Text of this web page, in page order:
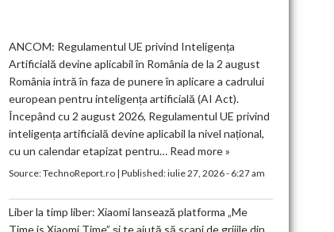
ANCOM: Regulamentul UE privind Inteligența
Artificială devine aplicabil în România de la 2 august
România intră în faza de punere în aplicare a cadrului
european pentru inteligența artificială (AI Act).
Începând cu 2 august 2026, Regulamentul UE privind
inteligența artificială devine aplicabil la nivel național,
cu un calendar etapizat pentru… Read more »
Source:TechnoReport.ro| Published:iulie 27, 2026 - 6:27 am
Liber la timp liber: Xiaomi lansează platforma „Me
Time is Xiaomi Time” și te ajută să scapi de grijile din